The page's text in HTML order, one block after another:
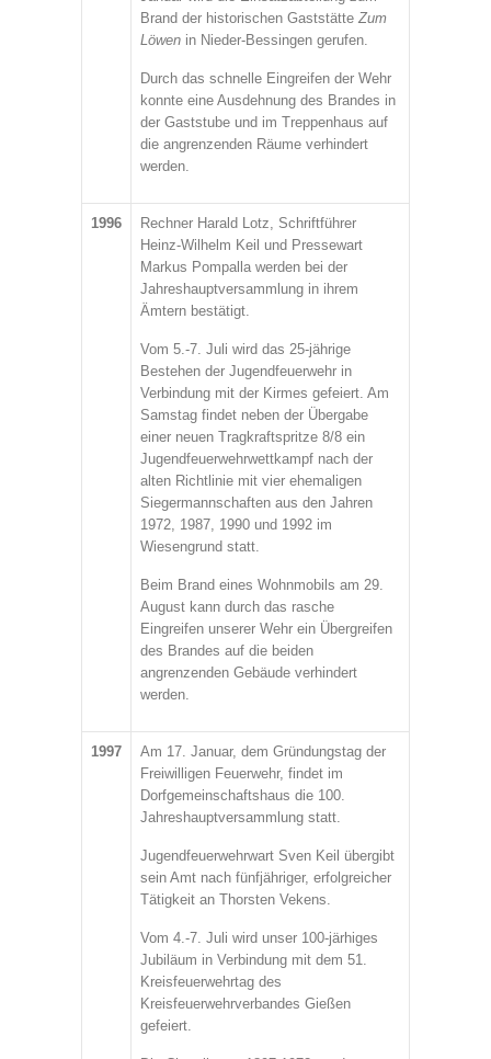
Brand der historischen Gaststätte Zum
Löwen in Nieder-Bessingen gerufen.
Durch das schnelle Eingreifen der Wehr
konnte eine Ausdehnung des Brandes in
der Gaststube und im Treppenhaus auf
die angrenzenden Räume verhindert
werden.
1996
Rechner Harald Lotz, Schriftführer
Heinz-Wilhelm Keil und Pressewart
Markus Pompalla werden bei der
Jahreshauptversammlung in ihrem
Ämtern bestätigt.
Vom 5.-7. Juli wird das 25-jährige
Bestehen der Jugendfeuerwehr in
Verbindung mit der Kirmes gefeiert. Am
Samstag findet neben der Übergabe
einer neuen Tragkraftspritze 8/8 ein
Jugendfeuerwehrwettkampf nach der
alten Richtlinie mit vier ehemaligen
Siegermannschaften aus den Jahren
1972, 1987, 1990 und 1992 im
Wiesengrund statt.
Beim Brand eines Wohnmobils am 29.
August kann durch das rasche
Eingreifen unserer Wehr ein Übergreifen
des Brandes auf die beiden
angrenzenden Gebäude verhindert
werden.
1997
Am 17. Januar, dem Gründungstag der
Freiwilligen Feuerwehr, findet im
Dorfgemeinschaftshaus die 100.
Jahreshauptversammlung statt.
Jugendfeuerwehrwart Sven Keil übergibt
sein Amt nach fünfjähriger, erfolgreicher
Tätigkeit an Thorsten Vekens.
Vom 4.-7. Juli wird unser 100-järhiges
Jubiläum in Verbindung mit dem 51.
Kreisfeuerwehrtag des
Kreisfeuerwehrverbandes Gießen
gefeiert.